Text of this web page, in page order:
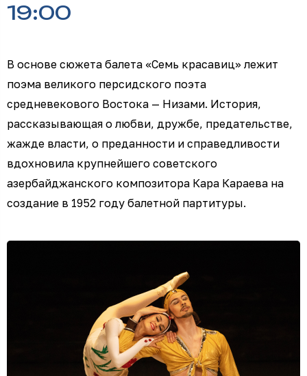
19:00
В основе сюжета балета «Семь красавиц» лежит
поэма великого персидского поэта
средневекового Востока — Низами. История,
рассказывающая о любви, дружбе, предательстве,
жажде власти, о преданности и справедливости
вдохновила крупнейшего советского
азербайджанского композитора Кара Караева на
создание в 1952 году балетной партитуры.